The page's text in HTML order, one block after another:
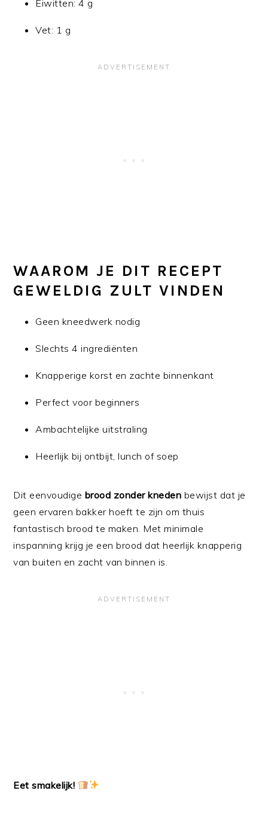
Eiwitten: 4 g
Vet: 1 g
WAAROM JE DIT RECEPT
GEWELDIG ZULT VINDEN
Geen kneedwerk nodig
Slechts 4 ingrediënten
Knapperige korst en zachte binnenkant
Perfect voor beginners
Ambachtelijke uitstraling
Heerlijk bij ontbijt, lunch of soep
Dit eenvoudige brood zonder kneden bewijst dat je
geen ervaren bakker hoeft te zijn om thuis
fantastisch brood te maken. Met minimale
inspanning krijg je een brood dat heerlijk knapperig
van buiten en zacht van binnen is.
Eet smakelijk!